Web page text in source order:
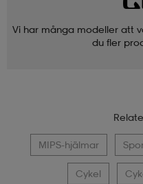
Vi har många modeller att
du fler
MIPS-hjälmar
Cykel